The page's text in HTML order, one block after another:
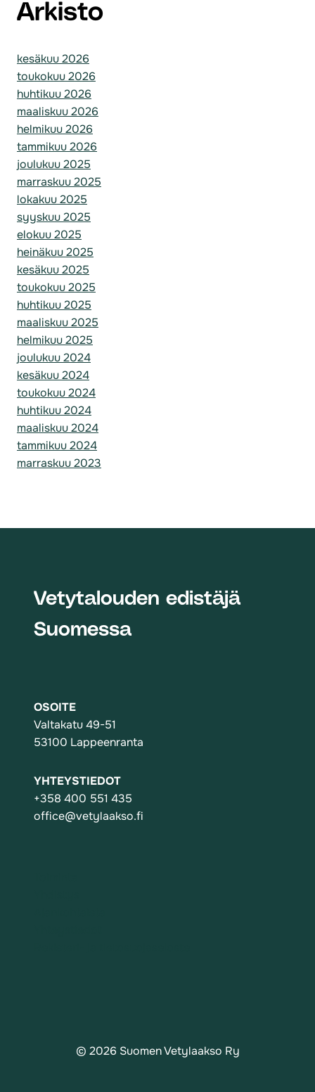
Arkisto
kesäkuu 2026
toukokuu 2026
huhtikuu 2026
maaliskuu 2026
helmikuu 2026
tammikuu 2026
joulukuu 2025
marraskuu 2025
lokakuu 2025
syyskuu 2025
elokuu 2025
heinäkuu 2025
kesäkuu 2025
toukokuu 2025
huhtikuu 2025
maaliskuu 2025
helmikuu 2025
joulukuu 2024
kesäkuu 2024
toukokuu 2024
huhtikuu 2024
maaliskuu 2024
tammikuu 2024
marraskuu 2023
Vetytalouden edistäjä
Suomessa
OSOITE
Valtakatu 49-51
53100 Lappeenranta
YHTEYSTIEDOT
+358 400 551 435
office@vetylaakso.fi
© 2026 Suomen Vetylaakso Ry